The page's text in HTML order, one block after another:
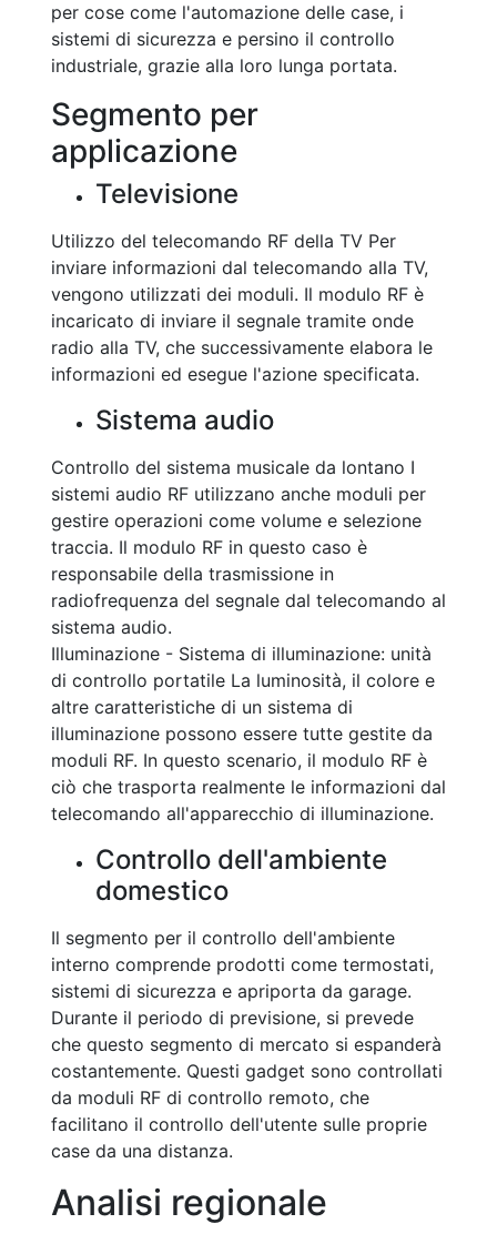
per cose come l'automazione delle case, i
sistemi di sicurezza e persino il controllo
industriale, grazie alla loro lunga portata.
Segmento per
applicazione
Televisione
Utilizzo del telecomando RF della TV Per
inviare informazioni dal telecomando alla TV,
vengono utilizzati dei moduli. Il modulo RF è
incaricato di inviare il segnale tramite onde
radio alla TV, che successivamente elabora le
informazioni ed esegue l'azione specificata.
Sistema audio
Controllo del sistema musicale da lontano I
sistemi audio RF utilizzano anche moduli per
gestire operazioni come volume e selezione
traccia. Il modulo RF in questo caso è
responsabile della trasmissione in
radiofrequenza del segnale dal telecomando al
sistema audio.
Illuminazione - Sistema di illuminazione: unità
di controllo portatile La luminosità, il colore e
altre caratteristiche di un sistema di
illuminazione possono essere tutte gestite da
moduli RF. In questo scenario, il modulo RF è
ciò che trasporta realmente le informazioni dal
telecomando all'apparecchio di illuminazione.
Controllo dell'ambiente
domestico
Il segmento per il controllo dell'ambiente
interno comprende prodotti come termostati,
sistemi di sicurezza e apriporta da garage.
Durante il periodo di previsione, si prevede
che questo segmento di mercato si espanderà
costantemente. Questi gadget sono controllati
da moduli RF di controllo remoto, che
facilitano il controllo dell'utente sulle proprie
case da una distanza.
Analisi regionale